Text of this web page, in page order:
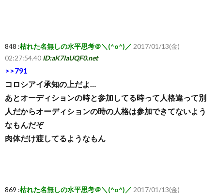
848 :枯れた名無しの水平思考＠＼(^o^)／ 2017/01/13(金)
02:27:54.40 ID:aK7IaUQF0.net
>>791
コロシアイ承知の上だよ…
あとオーディションの時と参加してる時って人格違って別
人だからオーディションの時の人格は参加できてないよう
なもんだぞ
肉体だけ渡してるようなもん
869 :枯れた名無しの水平思考＠＼(^o^)／ 2017/01/13(金)